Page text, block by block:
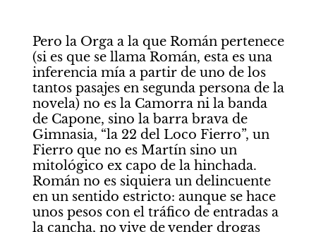
Pero la Orga a la que Román pertenece
(si es que se llama Román, esta es una
inferencia mía a partir de uno de los
tantos pasajes en segunda persona de la
novela) no es la Camorra ni la banda
de Capone, sino la barra brava de
Gimnasia, “la 22 del Loco Fierro”, un
Fierro que no es Martín sino un
mitológico ex capo de la hinchada.
Román no es siquiera un delincuente
en un sentido estricto: aunque se hace
unos pesos con el tráfico de entradas a
la cancha, no vive de vender drogas